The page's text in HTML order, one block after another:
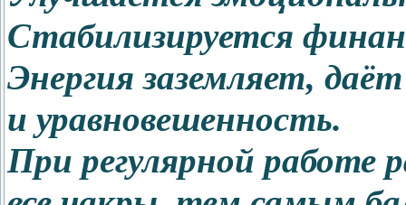
Стабилизируется
Энергия заземляет,
и уравновешенность.
При регулярной работе